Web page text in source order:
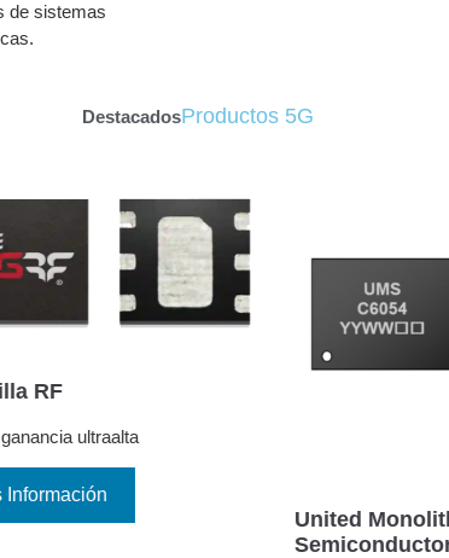
de sistemas
DestacadosProductos 5G
United Monolithic
Semiconductors